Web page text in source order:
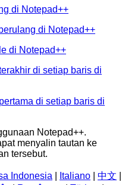
di Notepad++
di Notepad++
di Notepad++
di setiap baris di
di setiap baris di
Notepad++.
menyalin tautan ke
tersebut.
Indonesia Italiano 中文